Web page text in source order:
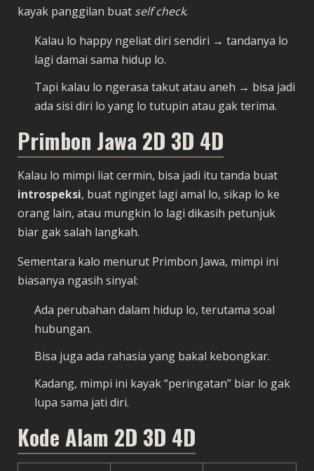
kayak panggilan buat self check.
Kalau lo happy ngeliat diri sendiri → tandanya lo
lagi damai sama hidup lo.
Tapi kalau lo ngerasa takut atau aneh → bisa jadi
ada sisi diri lo yang lo tutupin atau gak terima.
Primbon Jawa 2D 3D 4D
Kalau lo mimpi liat cermin, bisa jadi itu tanda buat
introspeksi, buat nginget lagi amal lo, sikap lo ke
orang lain, atau mungkin lo lagi dikasih petunjuk
biar gak salah langkah.
Sementara kalo menurut Primbon Jawa, mimpi ini
biasanya ngasih sinyal:
Ada perubahan dalam hidup lo, terutama soal
hubungan.
Bisa juga ada rahasia yang bakal kebongkar.
Kadang, mimpi ini kayak “peringatan” biar lo gak
lupa sama jati diri.
Kode Alam 2D 3D 4D